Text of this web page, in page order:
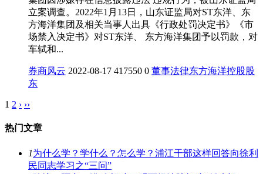
立案调查。2022年1月13日，山东证监局对ST东洋、东
方海洋集团及相关当事人出具《行政处罚决定书》《市
场禁入决定书》对ST东洋、 东方海洋集团予以罚款，对
车轼和...
券商风云 2022-08-17 417550 0 董事法律东方海洋控股股
东
1 2 › ››
热门文章
1为什么学？学什么？怎么学？浦江干部这样回答向徐利
民同志学习之“三问”